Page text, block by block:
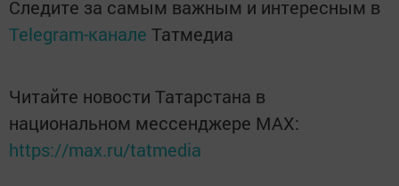
Следите за самым важным и интересным в
Telegram-канале Татмедиа
Читайте новости Татарстана в
национальном мессенджере MАХ:
https://max.ru/tatmedia